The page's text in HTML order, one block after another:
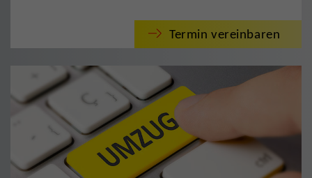
Termin vereinbaren